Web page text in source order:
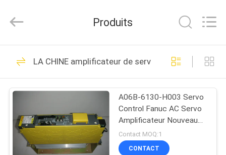
APERÇU
PRODUITS
VIDÉOS
Technology
CO.,LTD.
Reserved.
Servomoteur
industrielle
3089
Produits
LA CHINE amplificateur de servo à C.A.
A06B-6130-H003 Servo
Control Fanuc AC Servo
Amplificateur Nouveau
du Japon 14A 240V
Contact MOQ:1
CONTACT